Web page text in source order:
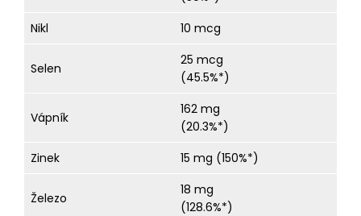
Nikl
10 mcg
Selen
25 mcg
(45.5%*)
Vápník
162 mg
(20.3%*)
Zinek
15 mg (150%*)
Železo
18 mg
(128.6%*)